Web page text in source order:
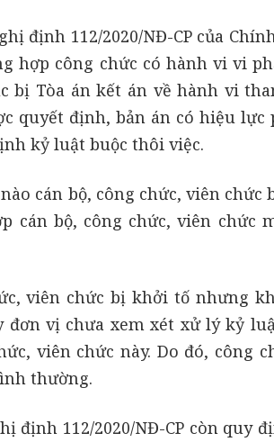
định 112/2020/NĐ-CP của
hợp công chức có hành vi vi
bị Tòa án kết án về hành vi
quyết định, bản án có hiệu lực
kỷ luật buộc thôi việc.
cán bộ, công chức, viên
cán bộ, công chức, viên
viên chức bị khởi tố nhưng
vị chưa xem xét xử lý kỷ
viên chức này. Do đó, công
thường.
định 112/2020/NĐ-CP còn quy